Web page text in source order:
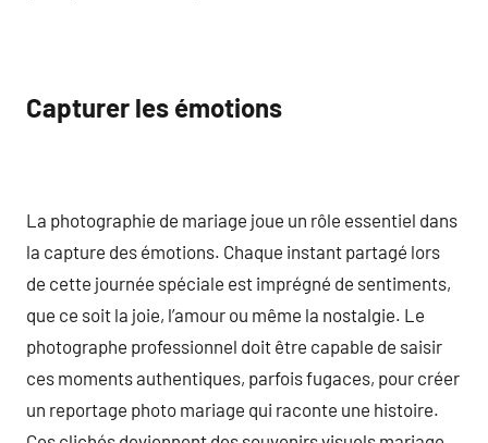
Capturer les émotions
La photographie de mariage joue un rôle essentiel dans
la capture des émotions. Chaque instant partagé lors
de cette journée spéciale est imprégné de sentiments,
que ce soit la joie, l’amour ou même la nostalgie. Le
photographe professionnel doit être capable de saisir
ces moments authentiques, parfois fugaces, pour créer
un reportage photo mariage qui raconte une histoire.